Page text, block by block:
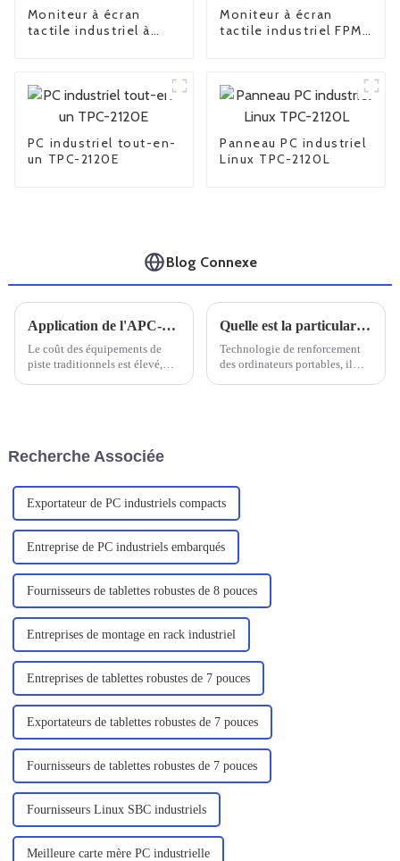
Moniteur à écran
tactile industriel à
Moniteur à écran
tactile industriel FPM-
PC industriel tout-en-
un TPC-2120E
Panneau PC industriel
Linux TPC-2120L
Blog Connexe
Application de l'APC-1903
Le coût des équipements de
piste traditionnels est élevé,
Quelle est la particularité d'un ordinateur portable doté de trois renforts de défense
Technologie de renforcement
des ordinateurs portables, il
site, un...
Recherche Associée
Exportateur de PC industriels compacts
Entreprise de PC industriels embarqués
Fournisseurs de tablettes robustes de 8 pouces
Entreprises de montage en rack industriel
Entreprises de tablettes robustes de 7 pouces
Exportateurs de tablettes robustes de 7 pouces
Fournisseurs de tablettes robustes de 7 pouces
Fournisseurs Linux SBC industriels
Meilleure carte mère PC industrielle